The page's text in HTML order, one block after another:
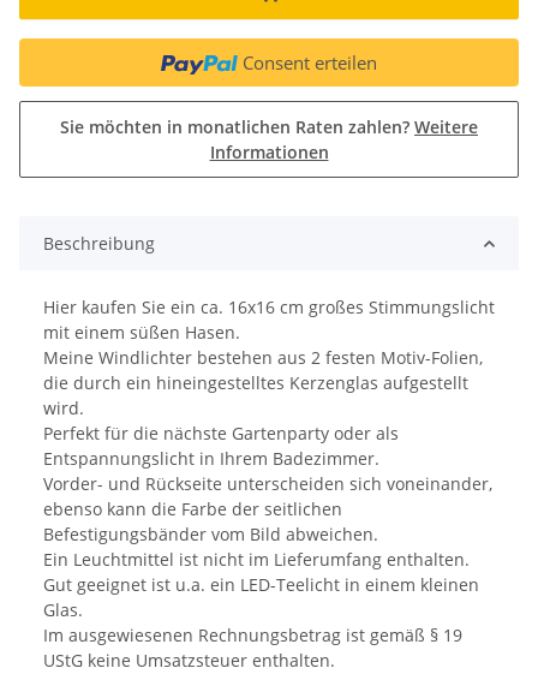
Consent erteilen
Sie möchten in monatlichen Raten zahlen? Weitere
Informationen
Beschreibung
Hier kaufen Sie ein ca. 16x16 cm großes Stimmungslicht
mit einem süßen Hasen.
Meine Windlichter bestehen aus 2 festen Motiv-Folien,
die durch ein hineingestelltes Kerzenglas aufgestellt
wird.
Perfekt für die nächste Gartenparty oder als
Entspannungslicht in Ihrem Badezimmer.
Vorder- und Rückseite unterscheiden sich voneinander,
ebenso kann die Farbe der seitlichen
Befestigungsbänder vom Bild abweichen.
Ein Leuchtmittel ist nicht im Lieferumfang enthalten.
Gut geeignet ist u.a. ein LED-Teelicht in einem kleinen
Glas.
Im ausgewiesenen Rechnungsbetrag ist gemäß § 19
UStG keine Umsatzsteuer enthalten.